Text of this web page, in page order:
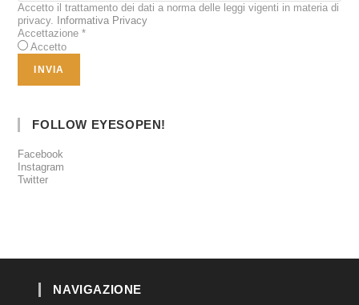
Accetto il trattamento dei dati a norma delle leggi vigenti in materia di
privacy.
Informativa Privacy
Accettazione*
Accetto
FOLLOW EYESOPEN!
Facebook
Instagram
Twitter
NAVIGAZIONE